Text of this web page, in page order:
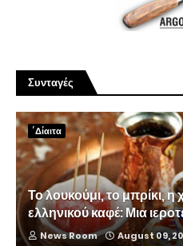
Συνταγές
΄Δίαιτα
Το λουκούμι, το μπρίκι, η
ελληνικού καφέ: Μια
News Room August 09,